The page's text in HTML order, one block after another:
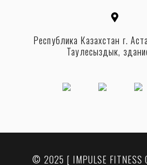
Республика Казахстан г.
Таулесыздык,
© 2025 [ IMPULSE FITNESS